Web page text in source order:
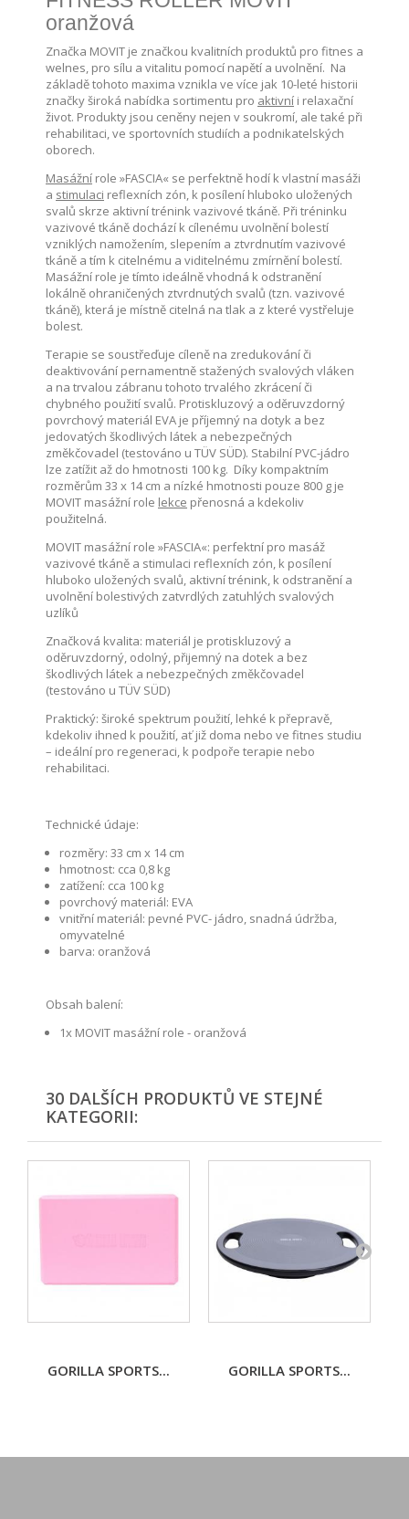
oranžová
Značka MOVIT je značkou kvalitních produktů pro fitnes a
welnes, pro sílu a vitalitu pomocí napětí a uvolnění. Na
základě tohoto maxima vznikla ve více jak 10-leté historii
značky široká nabídka sortimentu pro aktivní i relaxační
život. Produkty jsou ceněny nejen v soukromí, ale také při
rehabilitaci, ve sportovních studiích a podnikatelských
oborech.
Masážní role »FASCIA« se perfektně hodí k vlastní masáži
a stimulaci reflexních zón, k posílení hluboko uložených
svalů skrze aktivní trénink vazivové tkáně. Při tréninku
vazivové tkáně dochází k cílenému uvolnění bolestí
vzniklých namožením, slepením a ztvrdnutím vazivové
tkáně a tím k citelnému a viditelnému zmírnění bolestí.
Masážní role je tímto ideálně vhodná k odstranění
lokálně ohraničených ztvrdnutých svalů (tzn. vazivové
tkáně), která je místně citelná na tlak a z které vystřeluje
bolest.
Terapie se soustřeďuje cíleně na zredukování či
deaktivování pernamentně stažených svalových vláken
a na trvalou zábranu tohoto trvalého zkrácení či
chybného použití svalů. Protiskluzový a oděruvzdorný
povrchový materiál EVA je příjemný na dotyk a bez
jedovatých škodlivých látek a nebezpečných
změkčovadel (testováno u TÜV SÜD). Stabilní PVC-jádro
lze zatížit až do hmotnosti 100 kg. Díky kompaktním
rozměrům 33 x 14 cm a nízké hmotnosti pouze 800 g je
MOVIT masážní role lekce přenosná a kdekoliv
použitelná.
MOVIT masážní role »FASCIA«: perfektní pro masáž
vazivové tkáně a stimulaci reflexních zón, k posílení
hluboko uložených svalů, aktivní trénink, k odstranění a
uvolnění bolestivých zatvrdlých zatuhlých svalových
uzlíků
Značková kvalita: materiál je protiskluzový a
oděruvzdorný, odolný, přijemný na dotek a bez
škodlivých látek a nebezpečných změkčovadel
(testováno u TÜV SÜD)
Praktický: široké spektrum použití, lehké k přepravě,
kdekoliv ihned k použití, ať již doma nebo ve fitnes studiu
– ideální pro regeneraci, k podpoře terapie nebo
rehabilitaci.
Technické údaje:
rozměry: 33 cm x 14 cm
hmotnost: cca 0,8 kg
zatížení: cca 100 kg
povrchový materiál: EVA
vnitřní materiál: pevné PVC- jádro, snadná údržba,
omyvatelné
barva: oranžová
Obsah balení:
1x MOVIT masážní role - oranžová
30 DALŠÍCH PRODUKTŮ VE STEJNÉ
KATEGORII:
GORILLA SPORTS... GORILLA SPORTS...